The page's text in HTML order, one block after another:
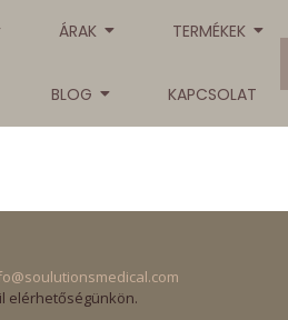
ÁRAK TERMÉKEK
BLOG KAPCSOLAT
elérhetőségünkön.